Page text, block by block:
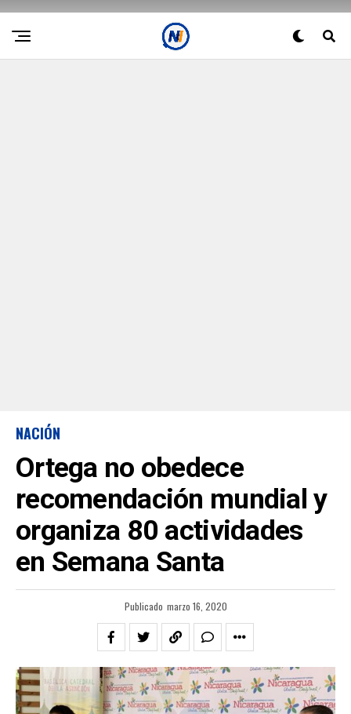
NACIÓN
Ortega no obedece
recomendación mundial y
organiza 80 actividades
en Semana Santa
Publicado marzo 16, 2020